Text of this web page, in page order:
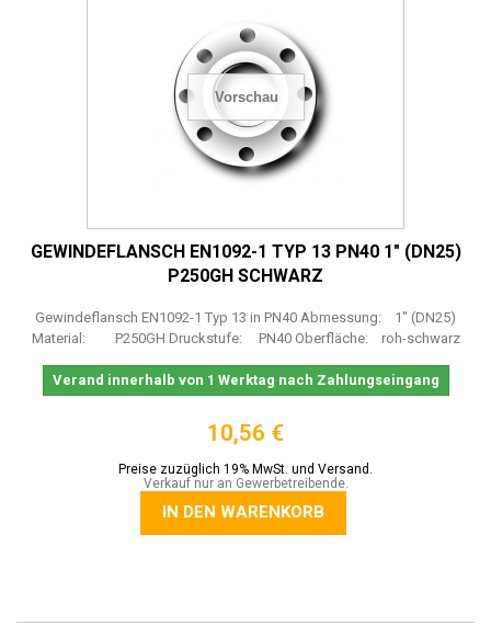
Vorschau
GEWINDEFLANSCH EN1092-1 TYP 13 PN40 1" (DN25)
P250GH SCHWARZ
Gewindeflansch EN1092-1 Typ 13 in PN40 Abmessung: 1" (DN25)
Material: P250GH Druckstufe: PN40 Oberfläche: roh-schwarz
Verand innerhalb von 1 Werktag nach Zahlungseingang
10,56 €
Preise zuzüglich 19% MwSt. und Versand.
Verkauf nur an Gewerbetreibende.
IN DEN WARENKORB